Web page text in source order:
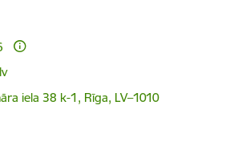
iela 38 k-1, Rīga, LV–1010